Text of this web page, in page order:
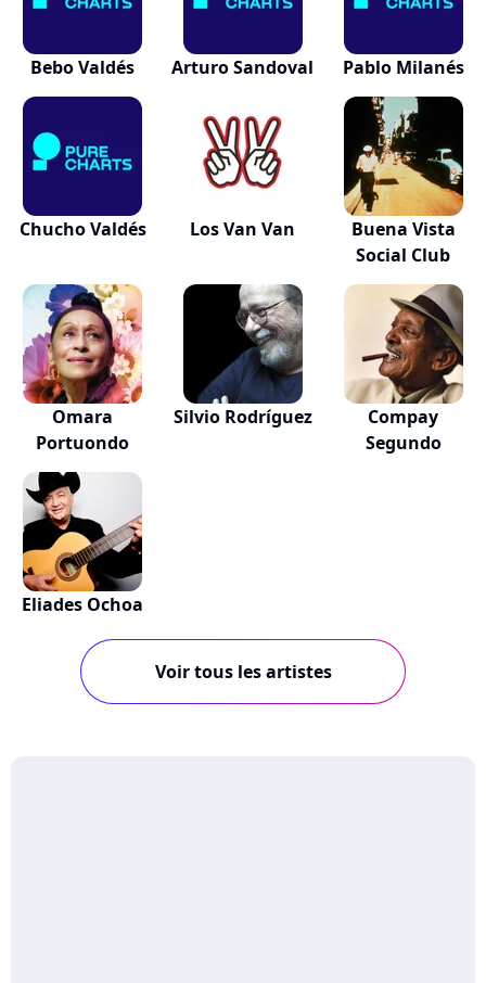
Bebo Valdés Arturo Sandoval Pablo Milanés
Chucho Valdés Los Van Van
Buena Vista
Social Club
Omara
Portuondo
Silvio Rodríguez
Compay
Segundo
Eliades Ochoa
Voir tous les artistes